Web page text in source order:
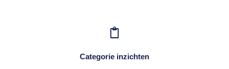
Categorie inzichten